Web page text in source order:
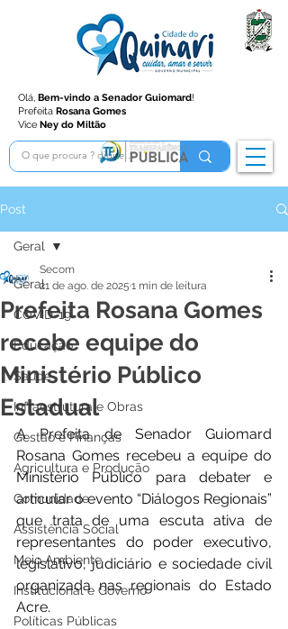
Olá, Bem-vindo a Senador Guiomard!
Prefeita Rosana Gomes
Vice Ney do Miltão
Post
Geral
COVID-19
Educação
Saúde
Infraestrutura e Obras
Gestão e Finanças
Agricultura e Produção
Comunidade
Assistência Social
Meio Ambiente
Institucional e Governo
Políticas Públicas
Geral
Prefeita Rosana Gomes
recebe equipe do
Ministério Público
Estadual
Secom
21 de ago. de 2025 1 min de leitura
A Prefeita de Senador Guiomard
Rosana Gomes recebeu a equipe do
Ministério Público para debater e
articular o evento “Diálogos Regionais”
que trata de uma escuta ativa de
representantes do poder executivo,
legislativo, judiciário e sociedade civil
organizada nas regionais do Estado
Acre.